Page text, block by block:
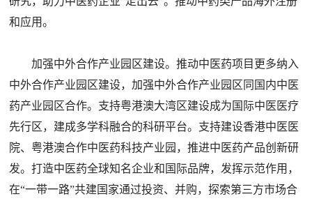
和应用。
加强中外合作产业园区建设。推动中医药项目更多纳入
中外合作产业园区建设，加强中外合作产业园区同国内中医
药产业园区合作。支持粤港澳大湾区建设成为国际中医医疗
先行区，建成多学科融合的科研平台。支持建设香港中医医
院、粤港澳合作中医药科技产业园，推进中医药产品创新研
发。打造中医药全球知名企业和国际品牌，发挥示范作用，
在“一带一路”共建国家通过投资、并购，探索第三方市场合